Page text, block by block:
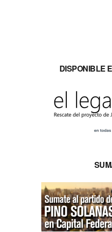
DISPONIBLE